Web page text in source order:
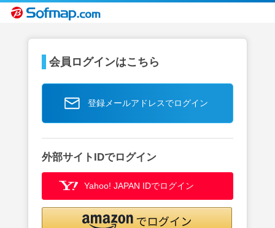
会員ログインはこちら
登録メールアドレスでログイン
外部サイトIDでログイン
Yahoo! JAPAN IDでログイン